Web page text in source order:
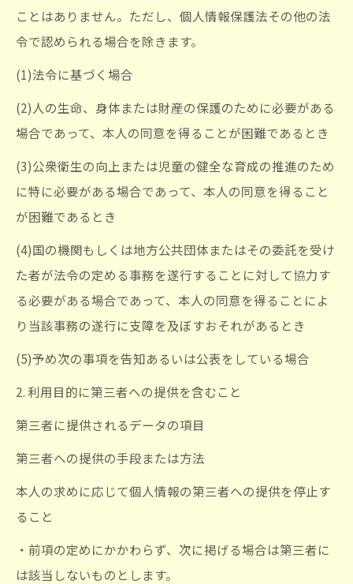
ことはありません。ただし、個人情報保護法その他の法
令で認められる場合を除きます。
(1)法令に基づく場合
(2)人の生命、身体または財産の保護のために必要がある
場合であって、本人の同意を得ることが困難であるとき
(3)公衆衛生の向上または児童の健全な育成の推進のため
に特に必要がある場合であって、本人の同意を得ること
が困難であるとき
(4)国の機関もしくは地方公共団体またはその委託を受け
た者が法令の定める事務を遂行することに対して協力す
る必要がある場合であって、本人の同意を得ることによ
り当該事務の遂行に支障を及ぼすおそれがあるとき
(5)予め次の事項を告知あるいは公表をしている場合
2. 利用目的に第三者への提供を含むこと
第三者に提供されるデータの項目
第三者への提供の手段または方法
本人の求めに応じて個人情報の第三者への提供を停止す
ること
・前項の定めにかかわらず、次に掲げる場合は第三者に
は該当しないものとします。